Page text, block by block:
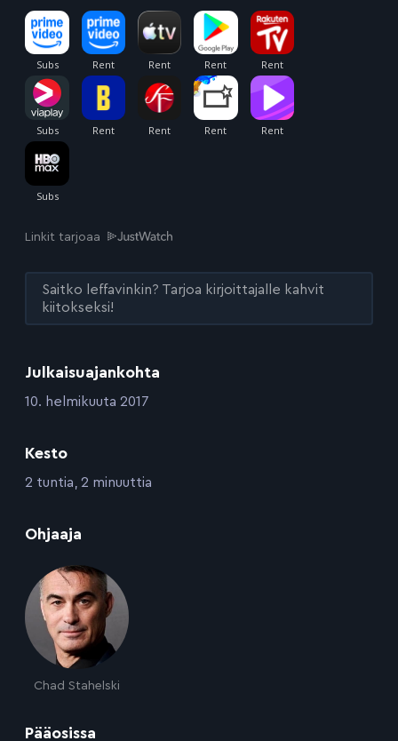
Julkaisuajankohta
:10. helmikuuta 2017
Kesto
:2 tuntia, 2 minuuttia
Ohjaaja
Chad Stahelski
Pääosissa
Linkit tarjoaa
Saitko leffavinkin? Tarjoa kirjoittajalle kahvit
kiitokseksi!